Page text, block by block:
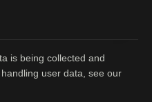
is being collected and
user data, see our